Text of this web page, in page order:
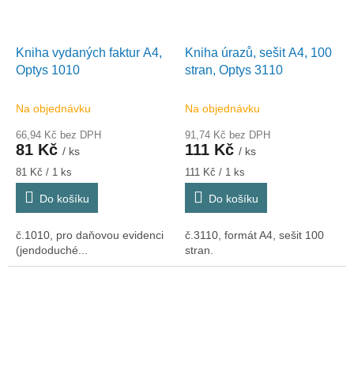
Kniha vydaných faktur A4,
Optys 1010
Na objednávku
66,94 Kč bez DPH
81 Kč / ks
Měrná
cena:
81 Kč / 1 ks
Do košíku
č.1010, pro daňovou evidenci
(jendoduché...
Kniha úrazů, sešit A4, 100
stran, Optys 3110
Na objednávku
91,74 Kč bez DPH
111 Kč / ks
Měrná
cena:
111 Kč / 1 ks
Do košíku
č.3110, formát A4, sešit 100
stran.